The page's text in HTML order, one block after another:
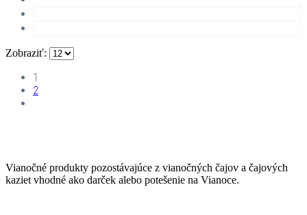
Zobraziť:
1
2
Vianočné produkty pozostávajúce z vianočných čajov a čajových
kaziet vhodné ako darček alebo potešenie na Vianoce.